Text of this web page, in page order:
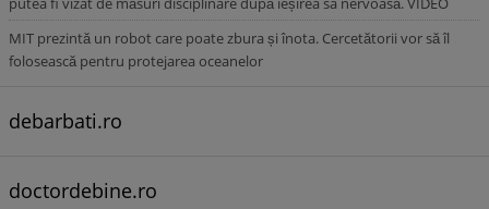
MIT prezintă un robot care poate zbura și înota. Cercetătorii vor să îl
folosească pentru protejarea oceanelor
debarbati.ro
doctordebine.ro